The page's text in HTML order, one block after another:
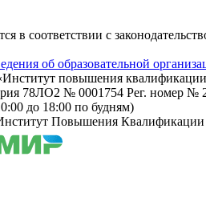
в соответствии с
об образовательной
повышения
78ЛО2 № 0001754 Рег. номер №
до 18:00 по будням)
Повышения